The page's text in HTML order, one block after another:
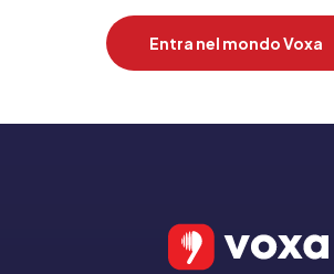
Entra nel mondo Voxa